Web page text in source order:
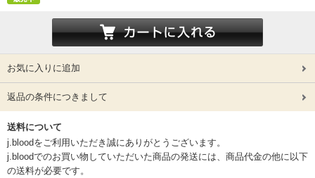
お気に入りに追加
返品の条件につきまして
送料について
j.bloodをご利用いただき誠にありがとうございます。
j.bloodでのお買い物していただいた商品の発送には、商品代金の他に以下
の送料が必要です。